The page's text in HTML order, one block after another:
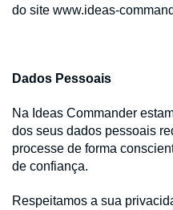
do site www.ideas-
Dados Pessoais
Na Ideas Commander
dos seus dados pessoais
processe de forma
de confiança.
Respeitamos a sua